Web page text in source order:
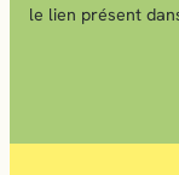
le lien présent